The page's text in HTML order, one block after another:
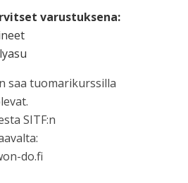
varustuksena:
saa tuomarikurssilla
SITF:n
do.fi